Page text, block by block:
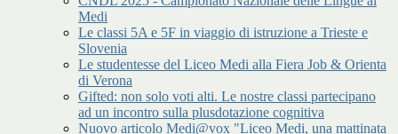
Medi
Le classi 5A e 5F in viaggio di istruzione a Trieste e
Slovenia
Le studentesse del Liceo Medi alla Fiera Job & Orienta
di Verona
Gifted: non solo voti alti. Le nostre classi partecipano
ad un incontro sulla plusdotazione cognitiva
Nuovo articolo Medi@vox "Liceo Medi, una mattinata